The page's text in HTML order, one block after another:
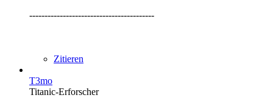
-----------------------------------------
Zitieren
T3mo
Titanic-Erforscher